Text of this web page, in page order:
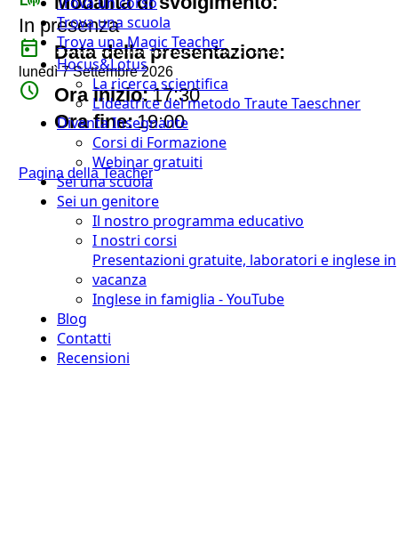
Trova una scuola
Trova una Magic Teacher
Hocus&Lotus
La ricerca scientifica
L’ideatrice del metodo Traute Taeschner
Diventa Insegnante
Corsi di Formazione
Webinar gratuiti
Sei una scuola
Sei un genitore
Il nostro programma educativo
I nostri corsi
Presentazioni gratuite, laboratori e inglese in
vacanza
Inglese in famiglia - YouTube
Blog
Contatti
Recensioni
In presenza
today Data della presentazione:
lunedì 7 Settembre 2026
watch_later Ora inizio:17:30
Ora fine:19:00
Pagina della Teacher